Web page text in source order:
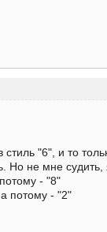
"6", и то
Но не мне судить,
- "8"
потому - "2"